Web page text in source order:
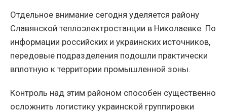
Отдельное внимание сегодня уделяется району
Славянской теплоэлектростанции в Николаевке. По
информации российских и украинских источников,
передовые подразделения подошли практически
вплотную к территории промышленной зоны.
Контроль над этим районом способен существенно
осложнить логистику украинской группировки